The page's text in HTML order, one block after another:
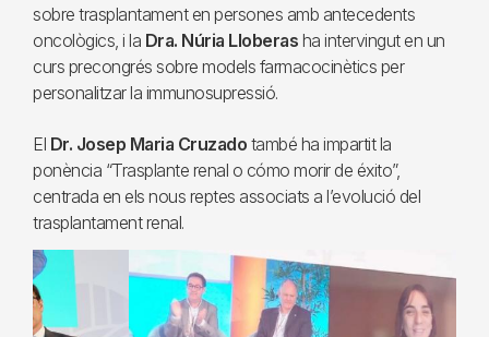
sobre trasplantament en persones amb antecedents
oncològics, i la Dra. Núria Lloberas ha intervingut en un
curs precongrés sobre models farmacocinètics per
personalitzar la immunosupressió.
El Dr. Josep Maria Cruzado també ha impartit la
ponència “Trasplante renal o cómo morir de éxito”,
centrada en els nous reptes associats a l’evolució del
trasplantament renal.